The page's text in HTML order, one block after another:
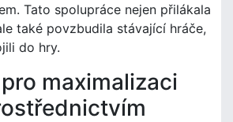
Tato spolupráce nejen přilákala
také povzbudila stávající hráče,
do hry.
maximalizaci